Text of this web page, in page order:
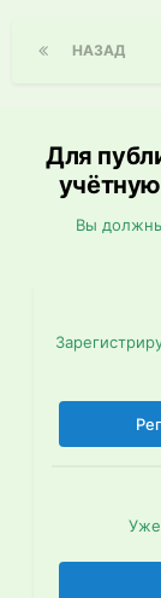
НАЗАД
Для
Вы
Уже